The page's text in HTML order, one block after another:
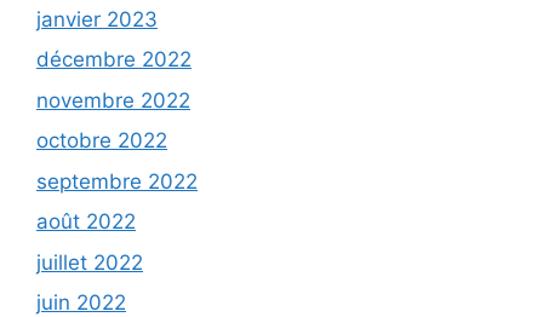
janvier 2023
décembre 2022
novembre 2022
octobre 2022
septembre 2022
août 2022
juillet 2022
juin 2022